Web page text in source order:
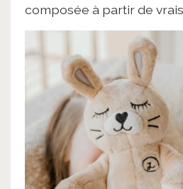
composée à partir de